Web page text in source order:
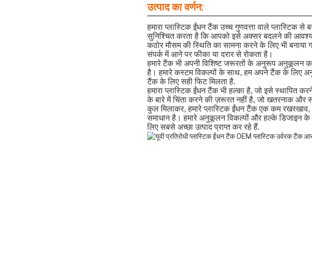
उत्पाद का वर्णन:
हमारा प्लास्टिक ईंधन टैंक उच्च गुणवत्ता वाले
सुनिश्चित करता है कि आपको इसे अक्सर बदलने की
कठोर मौसम की स्थिति का सामना करने के लिए भी
संपर्क में आने पर फीका या दरार से रोकता है।
हमारे टैंक भी अपनी विशिष्ट जरूरतों के अनुरूप अनुकूलन
है। हमारे कस्टम विकल्पों के साथ, हम अपने टैंक के लिए
टैंक के लिए सही फिट मिलता है.
हमारा प्लास्टिक ईंधन टैंक भी हल्का है, जो इसे स्थापित
के बारे में चिंता करने की ज़रूरत नहीं है, जो खतरनाक और
कुल मिलाकर, हमारे प्लास्टिक ईंधन टैंक एक कम
समाधान है। हमारे अनुकूलन विकल्पों और हल्के डिजाइन
लिए सबसे अच्छा उत्पाद प्राप्त कर रहे हैं.